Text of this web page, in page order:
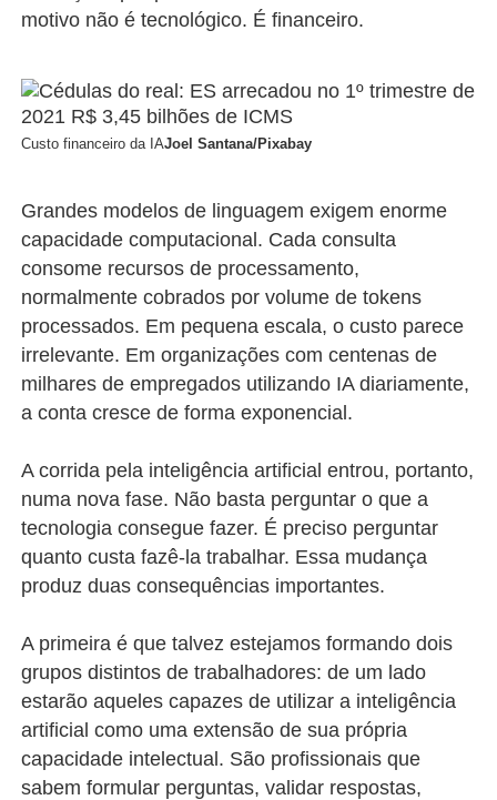
motivo não é tecnológico. É financeiro.
Custo financeiro da IAJoel Santana/Pixabay
Grandes modelos de linguagem exigem enorme
capacidade computacional. Cada consulta
consome recursos de processamento,
normalmente cobrados por volume de tokens
processados. Em pequena escala, o custo parece
irrelevante. Em organizações com centenas de
milhares de empregados utilizando IA diariamente,
a conta cresce de forma exponencial.
A corrida pela inteligência artificial entrou, portanto,
numa nova fase. Não basta perguntar o que a
tecnologia consegue fazer. É preciso perguntar
quanto custa fazê-la trabalhar. Essa mudança
produz duas consequências importantes.
A primeira é que talvez estejamos formando dois
grupos distintos de trabalhadores: de um lado
estarão aqueles capazes de utilizar a inteligência
artificial como uma extensão de sua própria
capacidade intelectual. São profissionais que
sabem formular perguntas, validar respostas,